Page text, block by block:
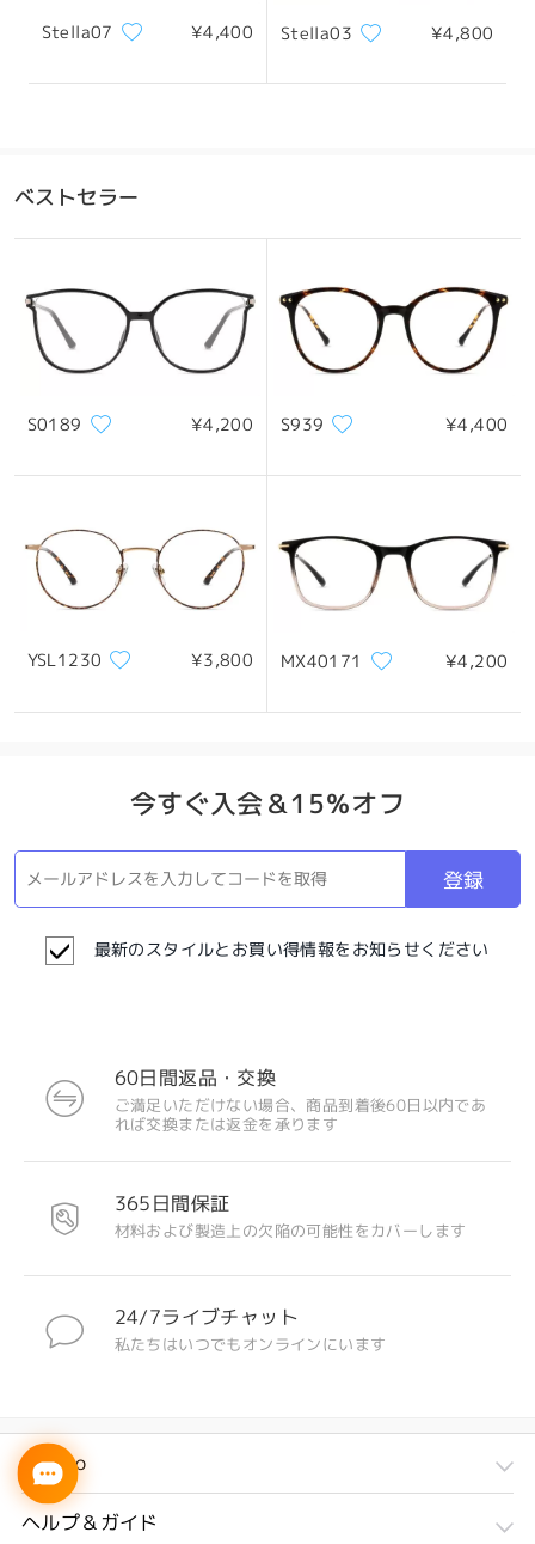
Stella07 ¥4,400 Stella03 ¥4,800
ベストセラー
S0189 ¥4,200 S939 ¥4,400
YSL1230 ¥3,800 MX40171 ¥4,200
今すぐ入会＆15％オフ
登録
最新のスタイルとお買い得情報をお知らせください
60日間返品・交換
ご満足いただけない場合、商品到着後60日以内であ
れば交換または返金を承ります
365日間保証
材料および製造上の欠陥の可能性をカバーします
24/7ライブチャット
私たちはいつでもオンラインにいます
Firmoo
ヘルプ＆ガイド